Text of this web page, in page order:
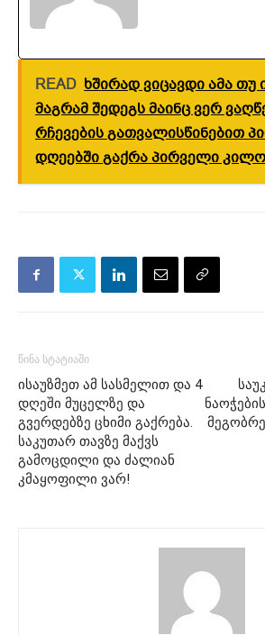
READ ხშირად ვიცავდი ამა თუ
მაგრამ შედეგს მაინც ვერ
რჩევების გათვალისწინებით
დღეებში გაქრა პირველი
წინა სტატიაში
ისაუზმეთ ამ სასმელით და 4
დღეში მუცელზე და
გვერდებზე ცხიმი გაქრება.
საკუთარ თავზე მაქვს
გამოცდილი და ძალიან
კმაყოფილი ვარ!